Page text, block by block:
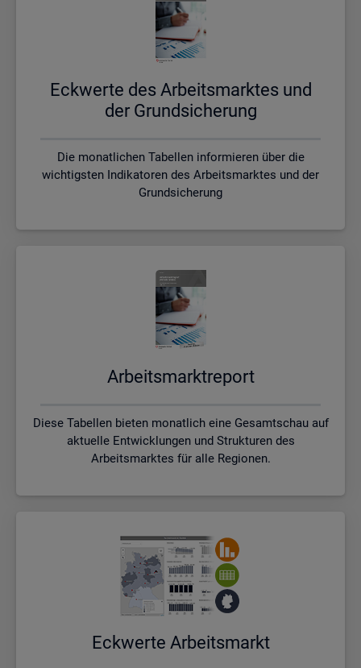
Eck­wer­te des Ar­beits­mark­tes und
der Grund­si­che­rung
Die monatlichen Tabellen informieren über die
wichtigsten Indikatoren des Arbeitsmarktes und der
Grundsicherung
Ar­beits­markt­re­port
Diese Tabellen bieten monatlich eine Gesamtschau auf
aktuelle Entwicklungen und Strukturen des
Arbeitsmarktes für alle Regionen.
Eck­wer­te Ar­beits­markt